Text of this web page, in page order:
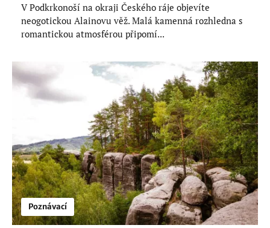
V Podkrkonoší na okraji Českého ráje objevíte
neogotickou Alainovu věž. Malá kamenná rozhledna s
romantickou atmosférou připomí...
Poznávací